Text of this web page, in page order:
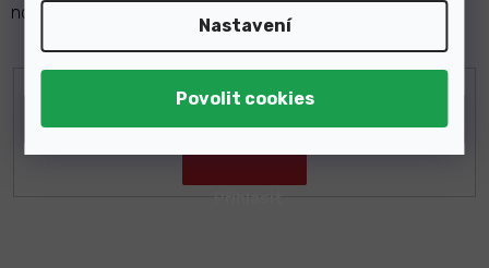
Nastavení
nových produktech na našem e-shopu.